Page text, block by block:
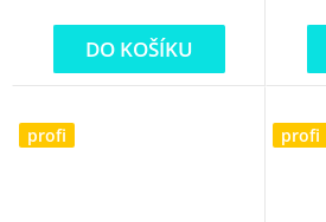
DO KOŠÍKU
profi profi